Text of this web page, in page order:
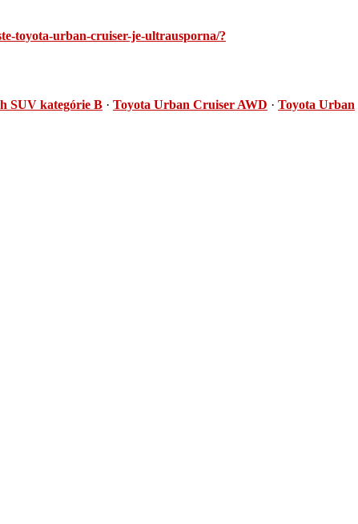
toyota-urban-cruiser-je-ultrausporna/?
SUV kategórie B · Toyota Urban Cruiser AWD · Toyota Urban